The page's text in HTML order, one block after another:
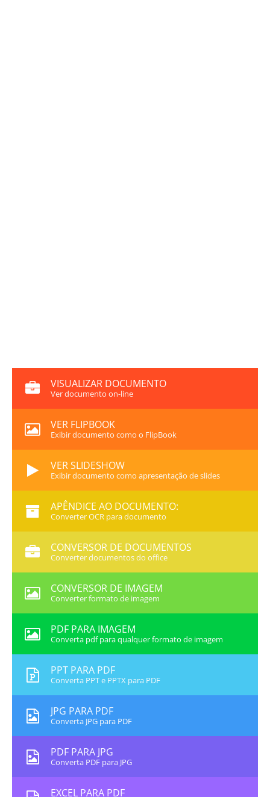
VISUALIZAR DOCUMENTO
Ver documento on-line
VER FLIPBOOK
Exibir documento como o FlipBook
VER SLIDESHOW
Exibir documento como apresentação de slides
APÊNDICE AO DOCUMENTO:
Converter OCR para documento
CONVERSOR DE DOCUMENTOS
Converter documentos do office
CONVERSOR DE IMAGEM
Converter formato de imagem
PDF PARA IMAGEM
Converta pdf para qualquer formato de imagem
PPT PARA PDF
Converta PPT e PPTX para PDF
JPG PARA PDF
Converta JPG para PDF
PDF PARA JPG
Converta PDF para JPG
EXCEL PARA PDF